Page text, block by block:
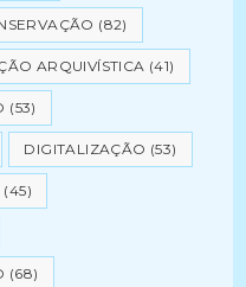
(82)
ARQUIVÍSTICA (41)
(53)
DIGITALIZAÇÃO (53)
(45)
(68)